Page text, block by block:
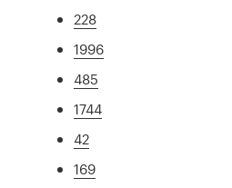
228
1996
485
1744
42
169